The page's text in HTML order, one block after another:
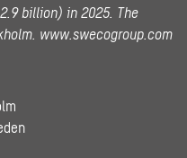
billion) in 2025. The
www.swecogroup.com